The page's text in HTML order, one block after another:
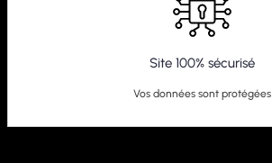
Site 100% sécurisé
Vos données sont protégées